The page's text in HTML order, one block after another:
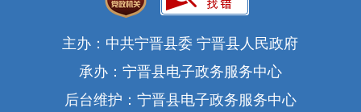
主办：中共宁晋县委 宁晋县人民政府
承办：宁晋县电子政务服务中心
后台维护：宁晋县电子政务服务中心